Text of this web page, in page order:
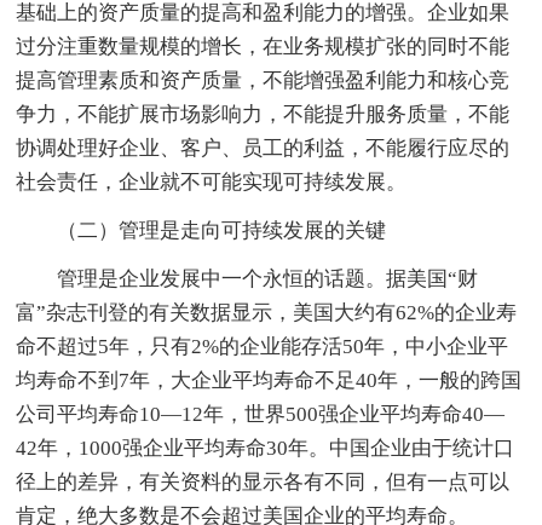
基础上的资产质量的提高和盈利能力的增强。企业如果
过分注重数量规模的增长，在业务规模扩张的同时不能
提高管理素质和资产质量，不能增强盈利能力和核心竞
争力，不能扩展市场影响力，不能提升服务质量，不能
协调处理好企业、客户、员工的利益，不能履行应尽的
社会责任，企业就不可能实现可持续发展。
（二）管理是走向可持续发展的关键
管理是企业发展中一个永恒的话题。据美国“财
富”杂志刊登的有关数据显示，美国大约有62%的企业寿
命不超过5年，只有2%的企业能存活50年，中小企业平
均寿命不到7年，大企业平均寿命不足40年，一般的跨国
公司平均寿命10—12年，世界500强企业平均寿命40—
42年，1000强企业平均寿命30年。中国企业由于统计口
径上的差异，有关资料的显示各有不同，但有一点可以
肯定，绝大多数是不会超过美国企业的平均寿命。